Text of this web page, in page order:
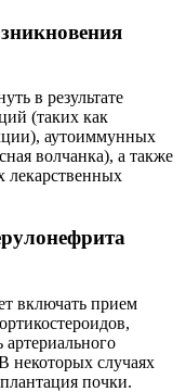
в результате
(таких как
аутоиммунных
волчанка), а также
лекарственных
включать прием
некоторых случаях
почки.